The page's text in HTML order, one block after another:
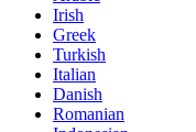
Irish
Greek
Turkish
Italian
Danish
Romanian